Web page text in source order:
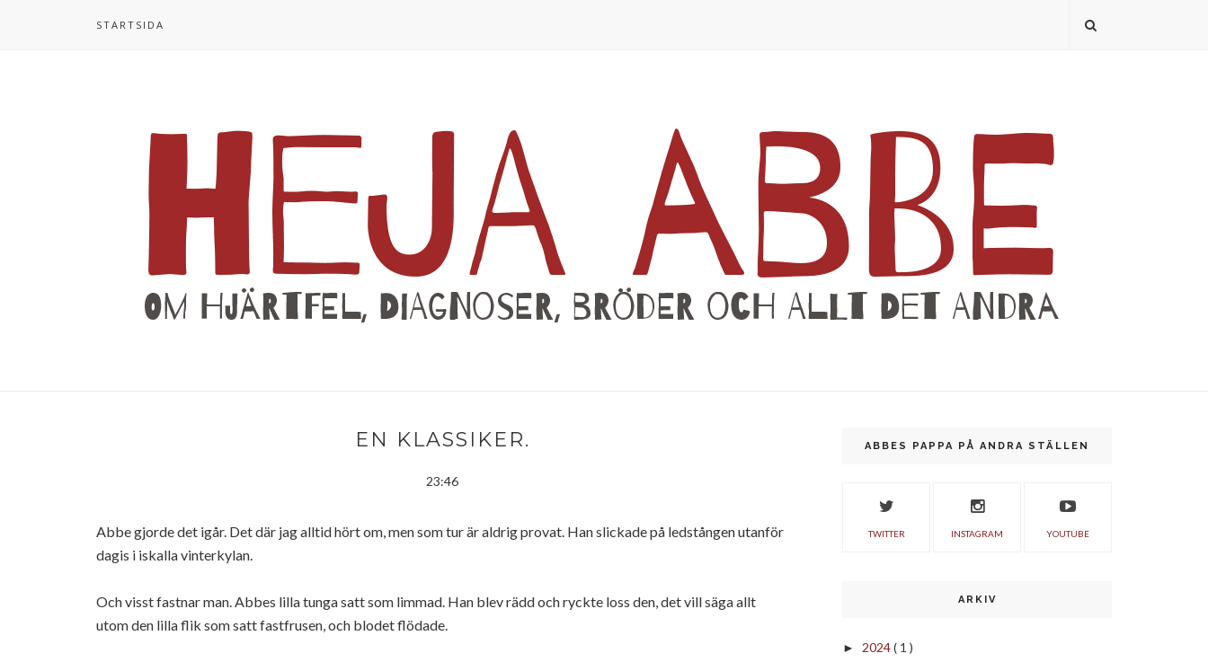
STARTSIDA
EN KLASSIKER.
23:46
Abbe gjorde det igår. Det där jag alltid hört om, men som tur är aldrig provat. Han slickade på ledstången utanför
dagis i iskalla vinterkylan.
Och visst fastnar man. Abbes lilla tunga satt som limmad. Han blev rädd och ryckte loss den, det vill säga allt
utom den lilla flik som satt fastfrusen, och blodet flödade.
ABBES PAPPA PÅ ANDRA STÄLLEN
TWITTER INSTAGRAM YOUTUBE
ARKIV
► 2024( 1 )